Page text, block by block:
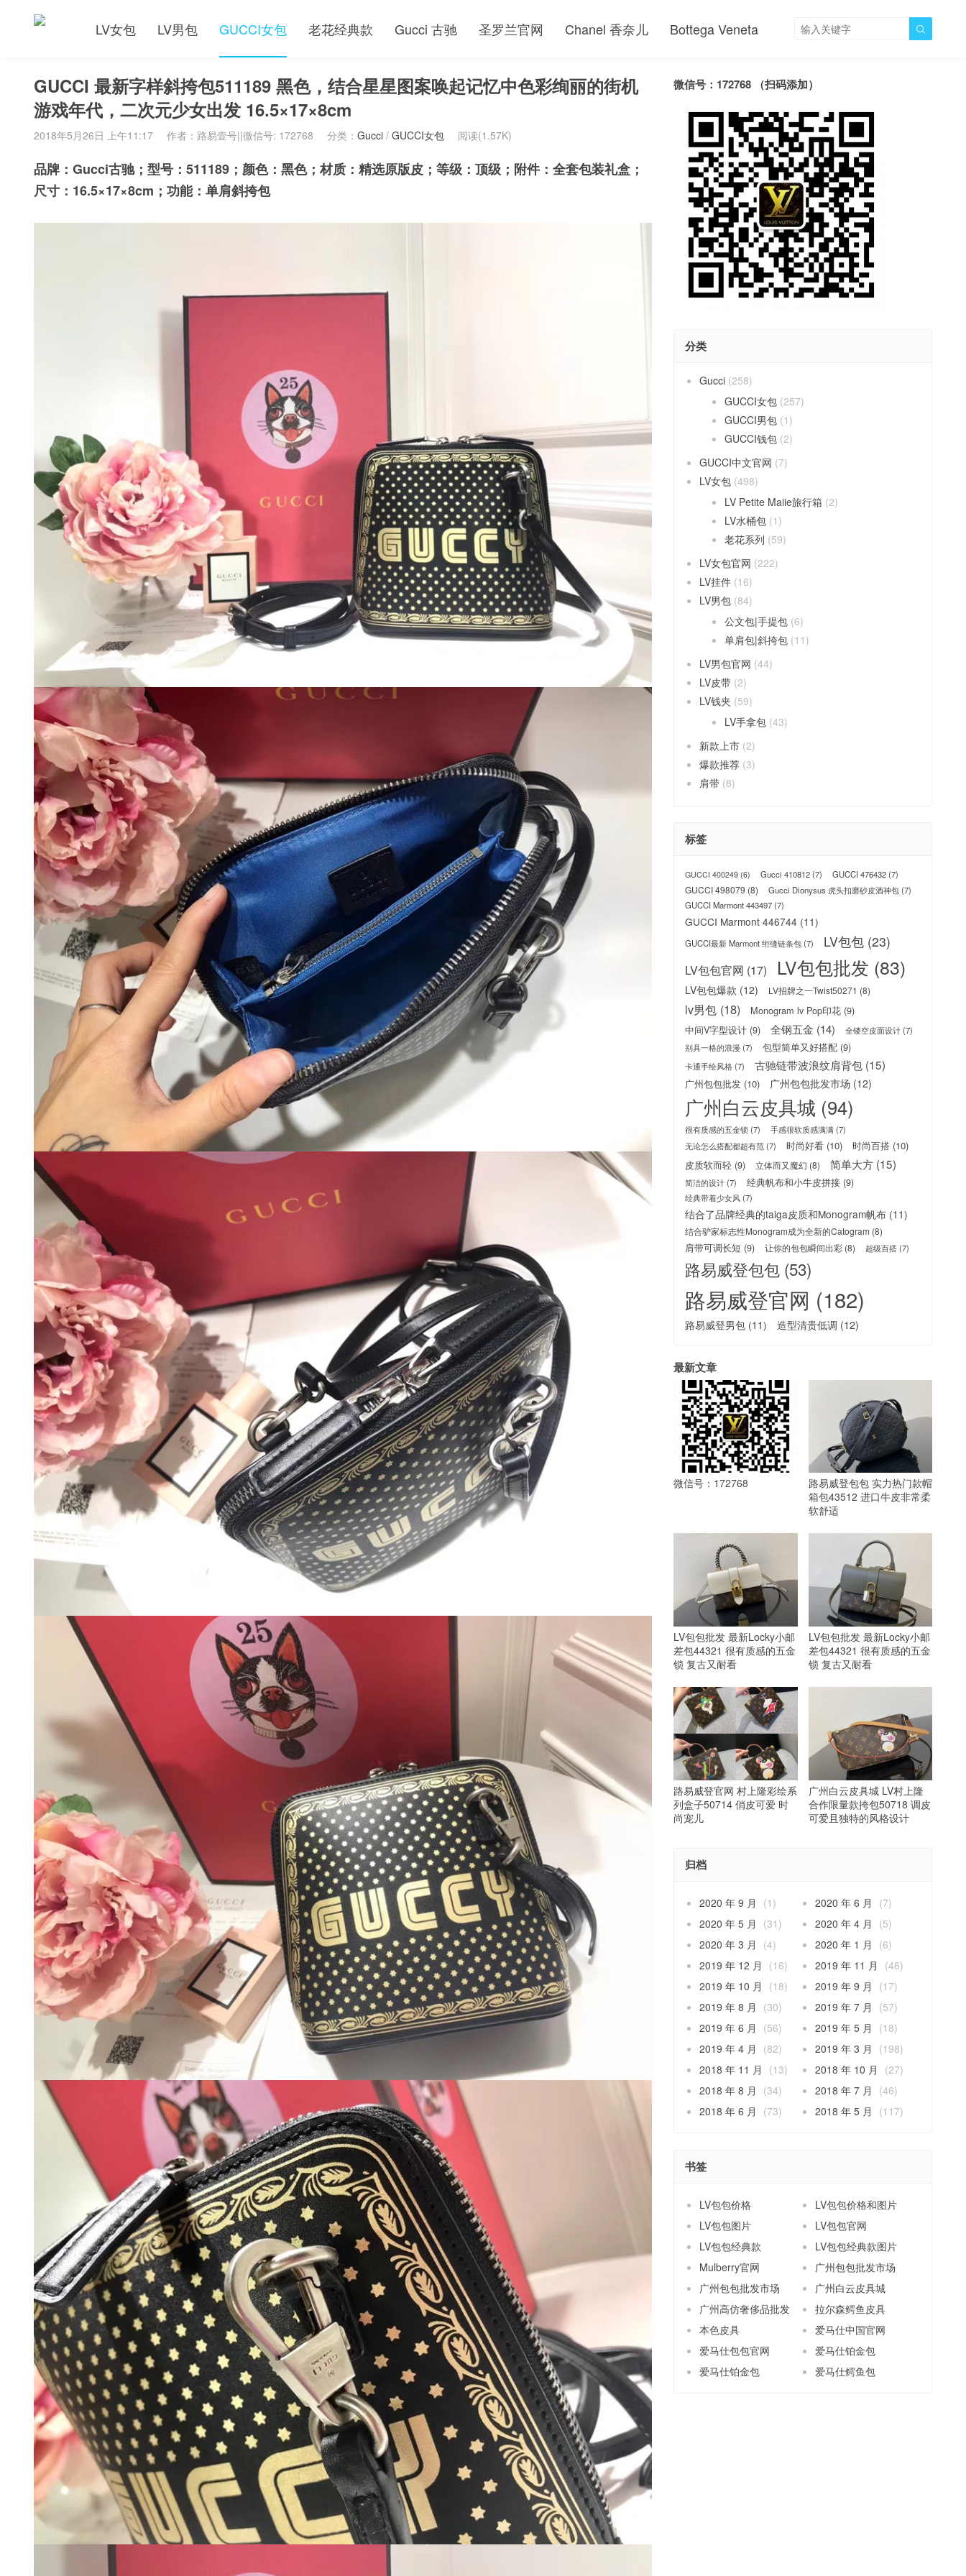
LV女包 LV男包 GUCCI女包 老花经典款 Gucci 古驰 圣罗兰官网 Chanel 香奈儿 Bottega Veneta 
GUCCI 最新字样斜挎包511189 黑色，结合星星图案唤起记忆中色彩绚丽的街机
游戏年代，二次元少女出发 16.5×17×8cm
2018年5月26日 上午11:17 作者：路易壹号||微信号: 172768 分类： Gucci / GUCCI女包 阅读(1.57K)
品牌：Gucci古驰；型号：511189；颜色：黑色；材质：精选原版皮；等级：顶级；附件：全套包装礼盒；
尺寸：16.5×17×8cm；功能：单肩斜挎包
微信号：172768 （扫码添加）
分类
Gucci (258)
GUCCI女包 (257)
GUCCI男包 (1)
GUCCI钱包 (2)
GUCCI中文官网 (7)
LV女包 (498)
LV Petite Maiie旅行箱 (2)
LV水桶包 (1)
老花系列 (59)
LV女包官网 (222)
LV挂件 (16)
LV男包 (84)
公文包|手提包 (6)
单肩包|斜挎包 (11)
LV男包官网 (44)
LV皮带 (2)
LV钱夹 (59)
LV手拿包 (43)
新款上市 (2)
爆款推荐 (3)
肩带 (8)
标签
GUCCI 400249 (6) Gucci 410812(7) GUCCI 476432(7)
GUCCI 498079 (8) Gucci Dionysus 虎头扣磨砂皮酒神包(7)
GUCCI Marmont 443497(7)
GUCCI Marmont 446744 (11)
GUCCI最新 Marmont 绗缝链条包(7) LV包包 (23)
LV包包官网 (17) LV包包批发 (83)
LV包包爆款 (12) LV招牌之一Twist50271 (8)
lv男包 (18) Monogram lv Pop印花 (9)
中间V字型设计 (9) 全钢五金 (14) 全镂空皮面设计(7)
别具一格的浪漫 (7) 包型简单又好搭配 (9)
卡通手绘风格(7) 古驰链带波浪纹肩背包 (15)
广州包包批发 (10) 广州包包批发市场 (12)
广州白云皮具城 (94)
很有质感的五金锁 (7) 手感很软质感满满(7)
无论怎么搭配都超有范(7) 时尚好看 (10) 时尚百搭 (10)
皮质软而轻 (9) 立体而又魔幻 (8) 简单大方 (15)
简洁的设计(7) 经典帆布和小牛皮拼接 (9)
经典带着少女风(7)
结合了品牌经典的taiga皮质和Monogram帆布 (11)
结合驴家标志性Monogram成为全新的Catogram (8)
肩带可调长短 (9) 让你的包包瞬间出彩 (8) 超级百搭(7)
路易威登包包 (53)
路易威登官网 (182)
路易威登男包 (11) 造型清贵低调 (12)
最新文章
微信号：172768
路易威登包包 实力热门款帽
箱包43512 进口牛皮非常柔
软舒适
LV包包批发 最新Locky小邮
差包44321 很有质感的五金
锁 复古又耐看
LV包包批发 最新Locky小邮
差包44321 很有质感的五金
锁 复古又耐看
路易威登官网 村上隆彩绘系
列盒子50714 俏皮可爱 时
尚宠儿
广州白云皮具城 LV村上隆
合作限量款挎包50718 调皮
可爱且独特的风格设计
归档
2020 年 9 月 (1) 2020 年 6 月
(7)
2020 年 5 月
(31) 2020 年 4 月
(5)
2020 年 3 月
(4) 2020 年 1 月
(6)
2019 年 12 月
(16) 2019 年 11 月
(46)
2019 年 10 月
(18) 2019 年 9 月
(17)
2019 年 8 月
(30) 2019 年 7 月
(57)
2019 年 6 月
(56) 2019 年 5 月
(18)
2019 年 4 月
(82) 2019 年 3 月
(198)
2018 年 11 月
(13) 2018 年 10 月
(27)
2018 年 8 月
(34) 2018 年 7 月
(46)
2018 年 6 月
(73) 2018 年 5 月 (117)
书签
LV包包价格
LV包包价格和图片
LV包包图片
LV包包官网
LV包包经典款
LV包包经典款图片
Mulberry官网
广州包包批发市场
广州包包批发市场
广州白云皮具城
广州高仿奢侈品批发
拉尔森鳄鱼皮具
本色皮具
爱马仕中国官网
爱马仕包包官网
爱马仕铂金包
爱马仕铂金包
爱马仕鳄鱼包